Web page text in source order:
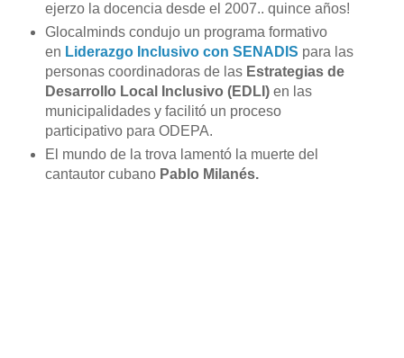
ejerzo la docencia desde el 2007.. quince años!
Glocalminds condujo un programa formativo
en Liderazgo Inclusivo con SENADIS para las
personas coordinadoras de las Estrategias de
Desarrollo Local Inclusivo (EDLI)en las
municipalidades y facilitó un proceso
participativo para ODEPA.
El mundo de la trova lamentó la muerte del
cantautor cubano Pablo Milanés.